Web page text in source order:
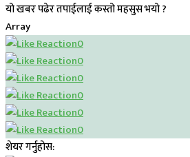
यो खबर पढेर तपाईलाई कस्तो महसुस भयो ?
Array
0
0
0
0
0
0
शेयर गर्नुहोस: